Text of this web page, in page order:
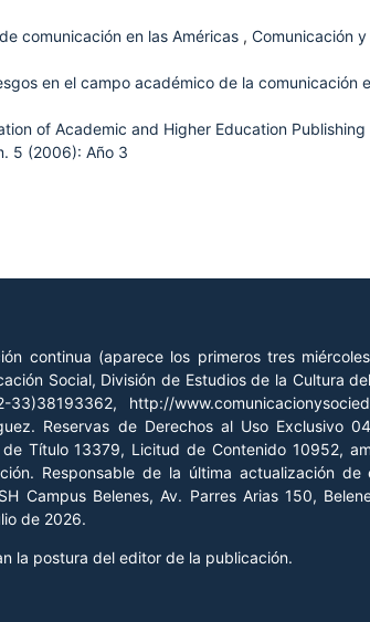
comunicación en las Américas , Comunicación y
en el campo académico de la comunicación
of Academic and Higher Education Publishing
5 (2006): Año 3
continua (aparece los primeros tres
Social, División de Estudios de la Cultura
http://
Reservas de Derechos al Uso Exclusivo
Título 13379, Licitud de Contenido 10952,
Responsable de la última actualización
Campus Belenes, Av. Parres Arias 150,
de 2026.
la postura del editor de la publicación.